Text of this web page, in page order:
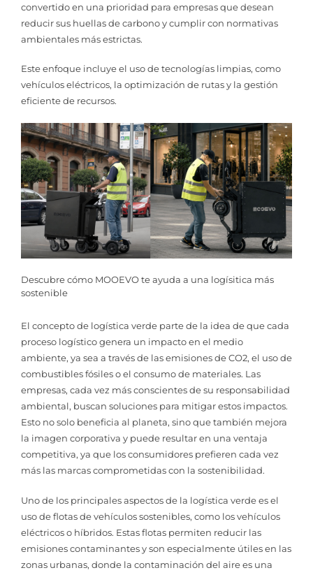
convertido en una prioridad para empresas que desean
reducir sus huellas de carbono y cumplir con normativas
ambientales más estrictas.
Este enfoque incluye el uso de tecnologías limpias, como
vehículos eléctricos, la optimización de rutas y la gestión
eficiente de recursos.
Descubre cómo MOOEVO te ayuda a una logísitica más
sostenible
El concepto de logística verde parte de la idea de que cada
proceso logístico genera un impacto en el medio
ambiente, ya sea a través de las emisiones de CO2, el uso de
combustibles fósiles o el consumo de materiales. Las
empresas, cada vez más conscientes de su responsabilidad
ambiental, buscan soluciones para mitigar estos impactos.
Esto no solo beneficia al planeta, sino que también mejora
la imagen corporativa y puede resultar en una ventaja
competitiva, ya que los consumidores prefieren cada vez
más las marcas comprometidas con la sostenibilidad.
Uno de los principales aspectos de la logística verde es el
uso de flotas de vehículos sostenibles, como los vehículos
eléctricos o híbridos. Estas flotas permiten reducir las
emisiones contaminantes y son especialmente útiles en las
zonas urbanas, donde la contaminación del aire es una